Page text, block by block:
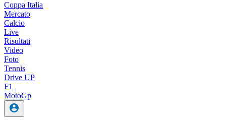
Coppa Italia
Mercato
Calcio
Live
Risultati
Video
Foto
Tennis
Drive UP
F1
MotoGp